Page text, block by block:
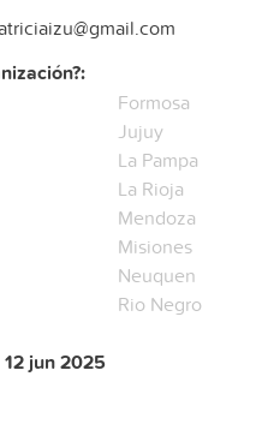
Formosa
Jujuy
La Pampa
La Rioja
Mendoza
Misiones
Neuquen
Rio Negro
jun 2025